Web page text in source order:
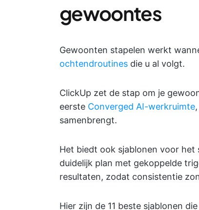
gewoontes
Gewoonten stapelen werkt
ochtendroutines die u al volgt.
ClickUp zet de stap om je
eerste Converged AI-werkruimte
samenbrengt.
Het biedt ook sjablonen voor
duidelijk plan met gekoppelde
resultaten, zodat consistentie
Hier zijn de 11 beste sjablonen